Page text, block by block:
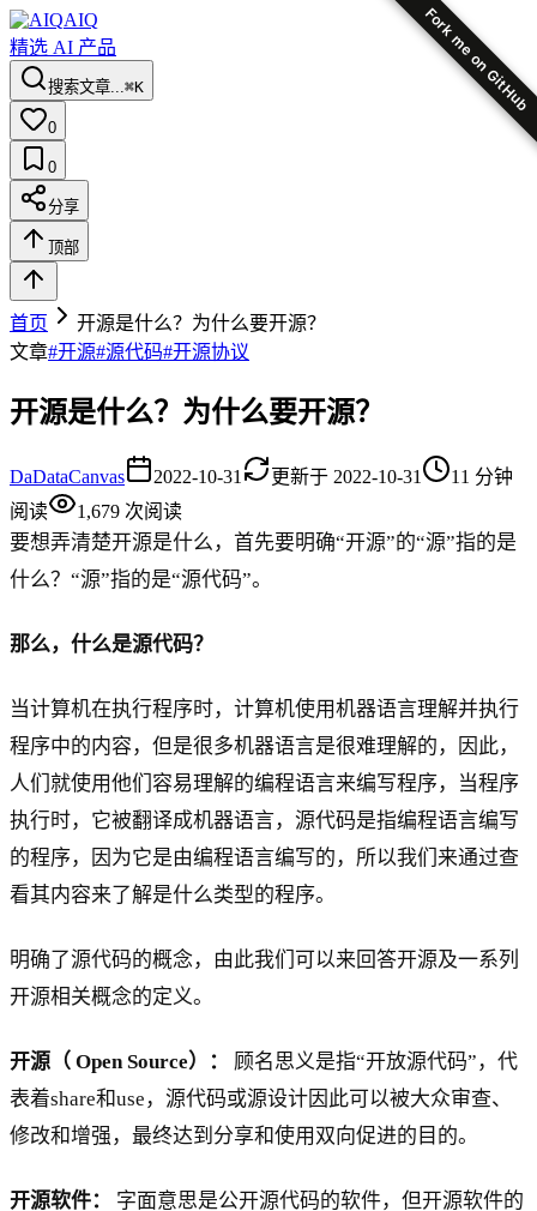
Fork me on GitHub
AIQ
精选 AI 产品
搜索文章...⌘K
0
0
分享
顶部
首页
开源是什么？为什么要开源？
文章#开源#源代码#开源协议
开源是什么？为什么要开源？
DaDataCanvas 2022-10-31 更新于 2022-10-31 11 分钟
阅读
1,679 次阅读
要想弄清楚开源是什么，首先要明确“开源”的“源”指的是
什么？“源”指的是“源代码”。
那么，什么是源代码？
当计算机在执行程序时，计算机使用机器语言理解并执行
程序中的内容，但是很多机器语言是很难理解的，因此，
人们就使用他们容易理解的编程语言来编写程序，当程序
执行时，它被翻译成机器语言，源代码是指编程语言编写
的程序，因为它是由编程语言编写的，所以我们来通过查
看其内容来了解是什么类型的程序。
明确了源代码的概念，由此我们可以来回答开源及一系列
开源相关概念的定义。
开源（ Open Source）：
顾名思义是指“开放源代码”，代
表着share和use，源代码或源设计因此可以被大众审查、
修改和增强，最终达到分享和使用双向促进的目的。
开源软件：
字面意思是公开源代码的软件，但开源软件的